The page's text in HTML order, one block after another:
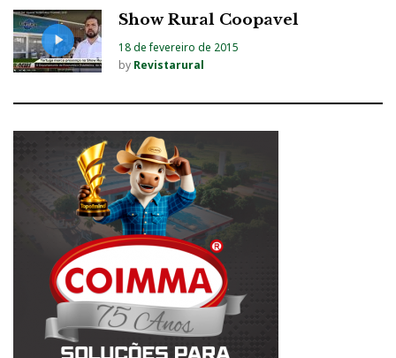
Show Rural Coopavel
18 de fevereiro de 2015
by Revistarural